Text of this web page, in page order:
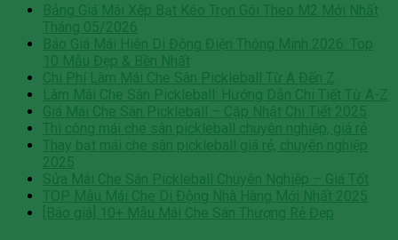
Bảng Giá Mái Xếp Bạt Kéo Trọn Gói Theo M2 Mới Nhất
Tháng 05/2026
Báo Giá Mái Hiên Di Động Điện Thông Minh 2026: Top
10 Mẫu Đẹp & Bền Nhất
Chi Phí Làm Mái Che Sân Pickleball Từ A Đến Z
Làm Mái Che Sân Pickleball: Hướng Dẫn Chi Tiết Từ A-Z
Giá Mái Che Sân Pickleball – Cập Nhật Chi Tiết 2025
Thi công mái che sân pickleball chuyên nghiệp, giá rẻ
Thay bạt mái che sân pickleball giá rẻ, chuyên nghiệp
2025
Sửa Mái Che Sân Pickleball Chuyên Nghiệp – Giá Tốt
TOP Mẫu Mái Che Di Động Nhà Hàng Mới Nhất 2025
[Báo giá] 10+ Mẫu Mái Che Sân Thượng Rẻ Đẹp